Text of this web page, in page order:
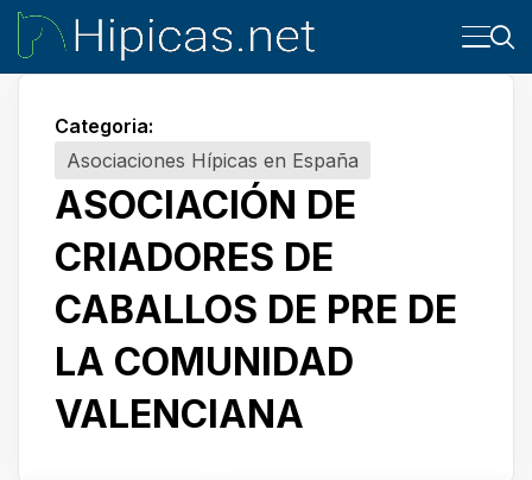
Categoria:
Asociaciones Hípicas en España
ASOCIACIÓN DE
CRIADORES DE
CABALLOS DE PRE DE
LA COMUNIDAD
VALENCIANA